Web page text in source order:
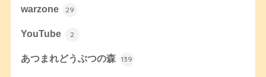
warzone 29
YouTube 2
あつまれどうぶつの森 139